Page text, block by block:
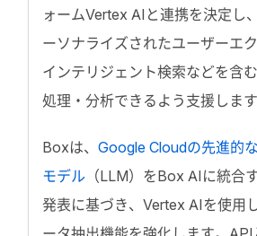
ォームVertex AIと連携を決定し
ーソナライズされたユーザーエ
インテリジェント検索などを含
処理・分析できるよう支援します
Boxは、 Google Cloudの先進的
モデル （LLM）をBox AIに統合
発表に基づき、Vertex AIを使用